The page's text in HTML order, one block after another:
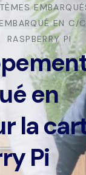
EN C/
RASPBERRY PI
en
la
Pi